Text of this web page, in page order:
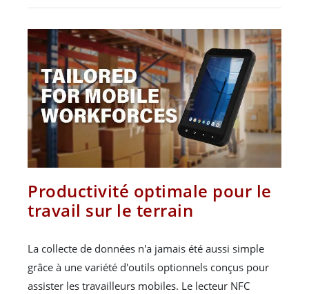
Productivité optimale pour le
travail sur le terrain
La collecte de données n'a jamais été aussi simple
grâce à une variété d'outils optionnels conçus pour
assister les travailleurs mobiles. Le lecteur NFC